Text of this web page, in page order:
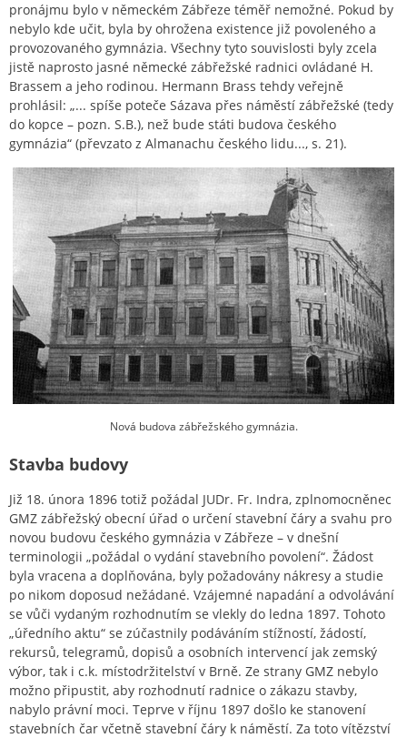
pronájmu bylo v německém Zábřeze téměř nemožné. Pokud by
nebylo kde učit, byla by ohrožena existence již povoleného a
provozovaného gymnázia. Všechny tyto souvislosti byly zcela
jistě naprosto jasné německé zábřežské radnici ovládané H.
Brassem a jeho rodinou. Hermann Brass tehdy veřejně
prohlásil: „... spíše poteče Sázava přes náměstí zábřežské (tedy
do kopce – pozn. S.B.), než bude státi budova českého
gymnázia“ (převzato z Almanachu českého lidu..., s. 21).
Nová budova zábřežského gymnázia.
Stavba budovy
Již 18. února 1896 totiž požádal JUDr. Fr. Indra, zplnomocněnec
GMZ zábřežský obecní úřad o určení stavební čáry a svahu pro
novou budovu českého gymnázia v Zábřeze – v dnešní
terminologii „požádal o vydání stavebního povolení“. Žádost
byla vracena a doplňována, byly požadovány nákresy a studie
po nikom doposud nežádané. Vzájemné napadání a odvolávání
se vůči vydaným rozhodnutím se vlekly do ledna 1897. Tohoto
„úředního aktu“ se zúčastnily podáváním stížností, žádostí,
rekursů, telegramů, dopisů a osobních intervencí jak zemský
výbor, tak i c.k. místodržitelství v Brně. Ze strany GMZ nebylo
možno připustit, aby rozhodnutí radnice o zákazu stavby,
nabylo právní moci. Teprve v říjnu 1897 došlo ke stanovení
stavebních čar včetně stavební čáry k náměstí. Za toto vítězství